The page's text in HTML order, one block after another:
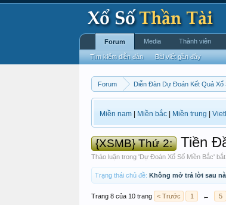
Forum Diễn Đàn Dự Đoán Kết Quả Xổ
Miền nam Miền bắc Miền trung
{XSMB} Thứ 2: Tiền
Thảo luận trong 'Dự Đoán Xổ Số Miền Bắc'
Trạng thái chủ đề: Không mở trả lời sau
Trang 8 của 10 trang < Trước 1 ← 5
Forum
Tìm kiếm diễn đàn Bài viết gần đây
Media Thành viên